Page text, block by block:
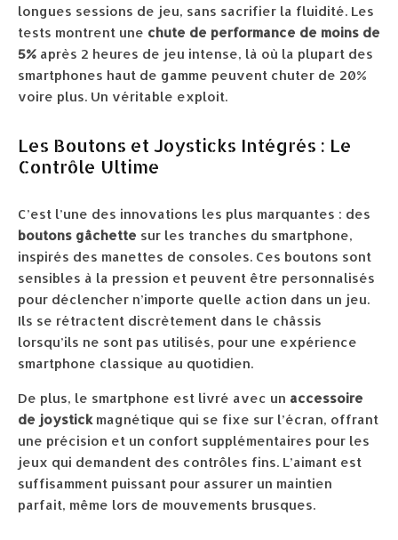
longues sessions de jeu, sans sacrifier la fluidité. Les
tests montrent une chute de performance de moins de
5% après 2 heures de jeu intense, là où la plupart des
smartphones haut de gamme peuvent chuter de 20%
voire plus. Un véritable exploit.
Les Boutons et Joysticks Intégrés : Le
Contrôle Ultime
C’est l’une des innovations les plus marquantes : des
boutons gâchette sur les tranches du smartphone,
inspirés des manettes de consoles. Ces boutons sont
sensibles à la pression et peuvent être personnalisés
pour déclencher n’importe quelle action dans un jeu.
Ils se rétractent discrètement dans le châssis
lorsqu’ils ne sont pas utilisés, pour une expérience
smartphone classique au quotidien.
De plus, le smartphone est livré avec un accessoire
de joystickmagnétique qui se fixe sur l’écran, offrant
une précision et un confort supplémentaires pour les
jeux qui demandent des contrôles fins. L’aimant est
suffisamment puissant pour assurer un maintien
parfait, même lors de mouvements brusques.